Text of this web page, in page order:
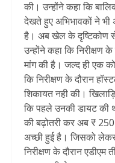
की। उन्होंने कहा कि
देखते हुए अभिभावकों ने भी
है। अब खेल के दृष्टिकोण से
उन्होंने कहा कि निरीक्षण
मांग की है। जल्द ही एक
कि निरीक्षण के दौरान
शिकायत नही की।
कि पहले उनकी डायट की
की बढ़ोतरी कर अब ₹
अच्छी हुई है। जिसको
निरीक्षण के दौरान एडीएम